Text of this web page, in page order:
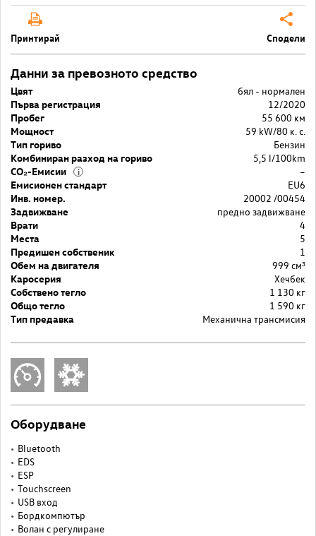
Принтирай Сподели
Данни за превозното средство
Цвят
бял - нормален
Първа регистрация
12/2020
Пробег
55 600 км
Мощност
59 kW/80 к. с.
Тип гориво
Бензин
Комбиниран разход на гориво
5,5 l/100km
CO₂-Емисии
i
–
Емисионен стандарт
EU6
Инв. номер.
20002 /00454
Задвижване
предно задвижване
Врати
4
Места
5
Предишен собственик
1
Обем на двигателя
999 cм³
Каросерия
Хечбек
Собствено тегло
1 130 кг
Общо тегло
1 590 кг
Тип предавка
Механична трансмисия
Оборудване
Bluetooth
EDS
ESP
Touchscreen
USB вход
Бордкомпютър
Волан с регулиране